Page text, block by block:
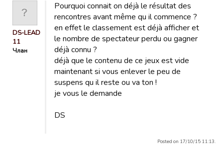
DS-LEAD
11
Члан
Pourquoi connait on déjà le résultat des
rencontres avant même qu il commence ?
en effet le classement est déjà afficher et
le nombre de spectateur perdu ou gagner
déjà connu ?
déjà que le contenu de ce jeux est vide
maintenant si vous enlever le peu de
suspens qu il reste ou va ton !
je vous le demande
DS
Posted on 17/10/15 11:13.